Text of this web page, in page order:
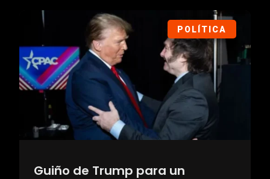
POLÍTICA
Guiño de Trump para un